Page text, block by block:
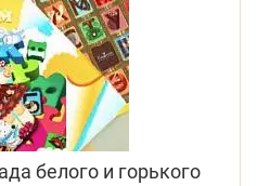
белого и горького